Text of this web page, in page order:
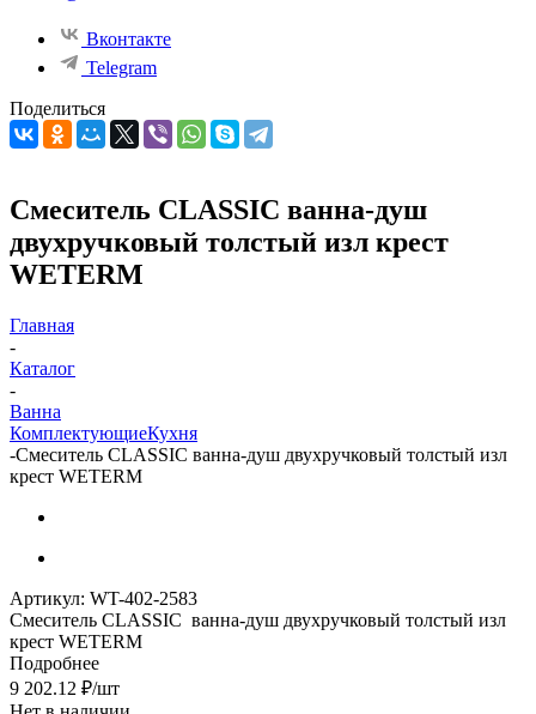
Вконтакте
Telegram
Поделиться
Смеситель CLASSIC ванна-душ
двухручковый толстый изл крест
WETERM
Главная
-
Каталог
-
Ванна
КомплектующиеКухня
-Смеситель CLASSIC ванна-душ двухручковый толстый изл
крест WETERM
Артикул: WT-402-2583
Смеситель CLASSIC ванна-душ двухручковый толстый изл
крест WETERM
Подробнее
9 202.12 ₽/шт